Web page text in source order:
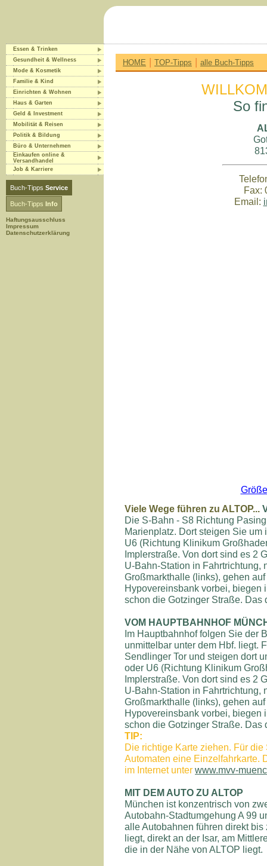
Essen & Trinken
Gesundheit & Wellness
Mode & Kosmetik
Familie & Kind
Einrichten & Wohnen
Haus & Garten
Geld & Investment
Mobilität & Reisen
Politik & Bildung
Büro & Unternehmen
Einkaufen online &
Versandhandel
Job & Karriere
Buch-Tipps Service
Buch-Tipps Info
Haftungsausschluss
Impressum
Datenschutzerklärung
HOME | TOP-Tipps | alle Buch-Tipps
So
Fax:
Email:
Viele Wege führen zu ALTOP...
Die S-Bahn - S8 Richtung
Marienplatz. Dort steigen Sie
U6 (Richtung Klinikum
Implerstraße. Von dort sind es 2
U-Bahn-Station in Fahrtrichtung,
Großmarkthalle (links), gehen
Hypovereinsbank vorbei, biegen
schon die Gotzinger Straße. Das
VOM HAUPTBAHNHOF
Im Hauptbahnhof folgen Sie der
unmittelbar unter dem Hbf. liegt.
Sendlinger Tor und steigen dort
oder U6 (Richtung Klinikum
Implerstraße. Von dort sind es 2
U-Bahn-Station in Fahrtrichtung,
Großmarkthalle (links), gehen
Hypovereinsbank vorbei, biegen
schon die Gotzinger Straße. Das
TIP:
Die richtige Karte ziehen. Für
Automaten eine Einzelfahrkarte.
im Internet unter www.mvv-
MIT DEM AUTO ZU ALTOP
München ist konzentrisch von
Autobahn-Stadtumgehung A 99
alle Autobahnen führen direkt
liegt, direkt an der Isar, am
die in der Nähe von ALTOP liegt.